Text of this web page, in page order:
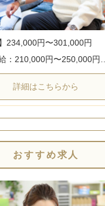
】234,000円〜301,000円
：210,000円〜250,000円…
詳細はこちらから
おすすめ求人